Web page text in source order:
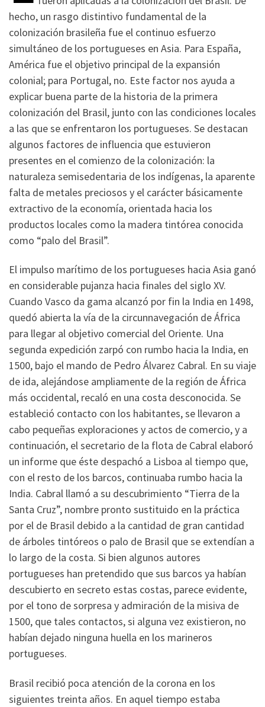
hecho, un rasgo distintivo fundamental de la
colonización brasileña fue el continuo esfuerzo
simultáneo de los portugueses en Asia. Para España,
América fue el objetivo principal de la expansión
colonial; para Portugal, no. Este factor nos ayuda a
explicar buena parte de la historia de la primera
colonización del Brasil, junto con las condiciones locales
a las que se enfrentaron los portugueses. Se destacan
algunos factores de influencia que estuvieron
presentes en el comienzo de la colonización: la
naturaleza semisedentaria de los indígenas, la aparente
falta de metales preciosos y el carácter básicamente
extractivo de la economía, orientada hacia los
productos locales como la madera tintórea conocida
como “palo del Brasil”.
El impulso marítimo de los portugueses hacia Asia ganó
en considerable pujanza hacia finales del siglo XV.
Cuando Vasco da gama alcanzó por fin la India en 1498,
quedó abierta la vía de la circunnavegación de África
para llegar al objetivo comercial del Oriente. Una
segunda expedición zarpó con rumbo hacia la India, en
1500, bajo el mando de Pedro Álvarez Cabral. En su viaje
de ida, alejándose ampliamente de la región de África
más occidental, recaló en una costa desconocida. Se
estableció contacto con los habitantes, se llevaron a
cabo pequeñas exploraciones y actos de comercio, y a
continuación, el secretario de la flota de Cabral elaboró
un informe que éste despachó a Lisboa al tiempo que,
con el resto de los barcos, continuaba rumbo hacia la
India. Cabral llamó a su descubrimiento “Tierra de la
Santa Cruz”, nombre pronto sustituido en la práctica
por el de Brasil debido a la cantidad de gran cantidad
de árboles tintóreos o palo de Brasil que se extendían a
lo largo de la costa. Si bien algunos autores
portugueses han pretendido que sus barcos ya habían
descubierto en secreto estas costas, parece evidente,
por el tono de sorpresa y admiración de la misiva de
1500, que tales contactos, si alguna vez existieron, no
habían dejado ninguna huella en los marineros
portugueses.
Brasil recibió poca atención de la corona en los
siguientes treinta años. En aquel tiempo estaba